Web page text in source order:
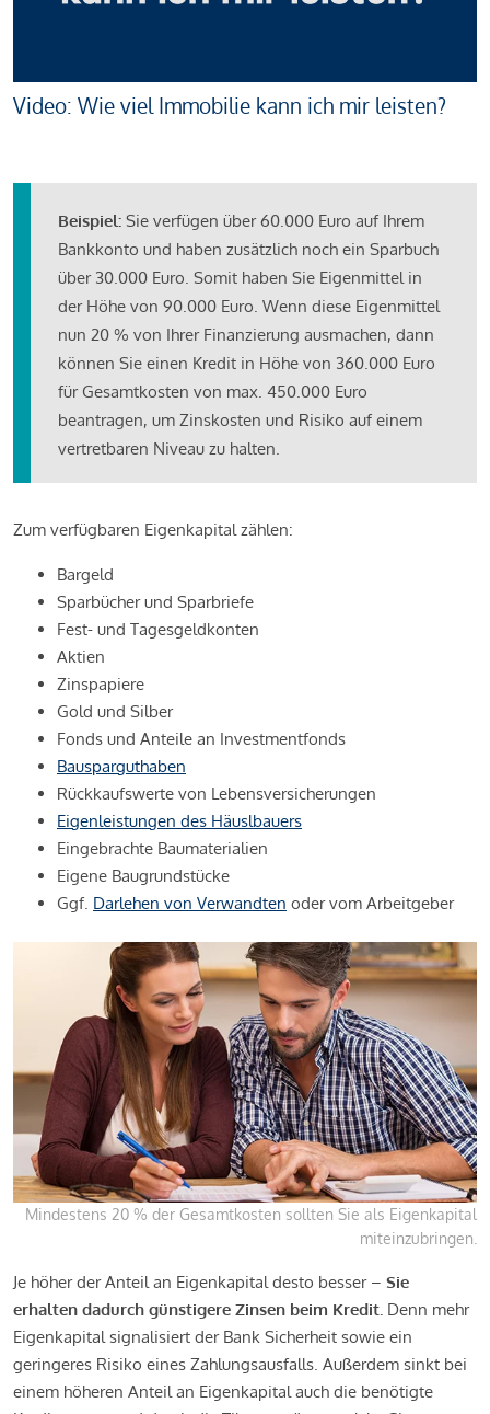
Video: Wie viel Immobilie kann ich mir leisten?
Beispiel: Sie verfügen über 60.000 Euro auf Ihrem
Bankkonto und haben zusätzlich noch ein Sparbuch
über 30.000 Euro. Somit haben Sie Eigenmittel in
der Höhe von 90.000 Euro. Wenn diese Eigenmittel
nun 20 % von Ihrer Finanzierung ausmachen, dann
können Sie einen Kredit in Höhe von 360.000 Euro
für Gesamtkosten von max. 450.000 Euro
beantragen, um Zinskosten und Risiko auf einem
vertretbaren Niveau zu halten.
Zum verfügbaren Eigenkapital zählen:
Bargeld
Sparbücher und Sparbriefe
Fest- und Tagesgeldkonten
Aktien
Zinspapiere
Gold und Silber
Fonds und Anteile an Investmentfonds
Bausparguthaben
Rückkaufswerte von Lebensversicherungen
Eigenleistungen des Häuslbauers
Eingebrachte Baumaterialien
Eigene Baugrundstücke
Ggf. Darlehen von Verwandten oder vom Arbeitgeber
Mindestens 20 % der Gesamtkosten sollten Sie als Eigenkapital
miteinzubringen.
Je höher der Anteil an Eigenkapital desto besser – Sie
erhalten dadurch günstigere Zinsen beim Kredit. Denn mehr
Eigenkapital signalisiert der Bank Sicherheit sowie ein
geringeres Risiko eines Zahlungsausfalls. Außerdem sinkt bei
einem höheren Anteil an Eigenkapital auch die benötigte